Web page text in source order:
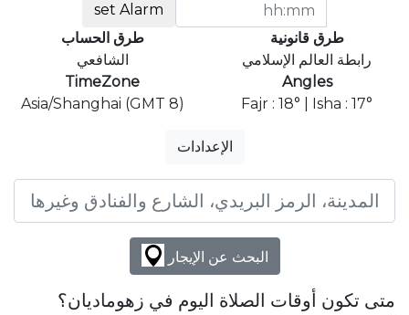
set Alarm
طرق قانونية
رابطة العالم الإسلامي
طرق الحساب
الشافعي
Angles
Fajr : 18° | Isha : 17°
TimeZone
Asia/Shanghai (GMT 8)
الإعدادات
البحث عن الإيجار
متى تكون أوقات الصلاة اليوم في زهوماديان؟